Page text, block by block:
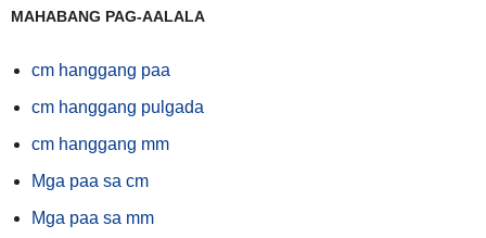
MAHABANG PAG-AALALA
cm hanggang paa
cm hanggang pulgada
cm hanggang mm
Mga paa sa cm
Mga paa sa mm